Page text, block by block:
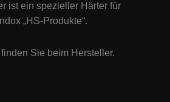
ist ein spezieller Härter für
„HS-Produkte“.
Sie beim Hersteller.